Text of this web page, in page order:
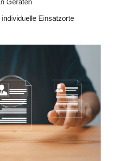
Geräten
Einsatzorte